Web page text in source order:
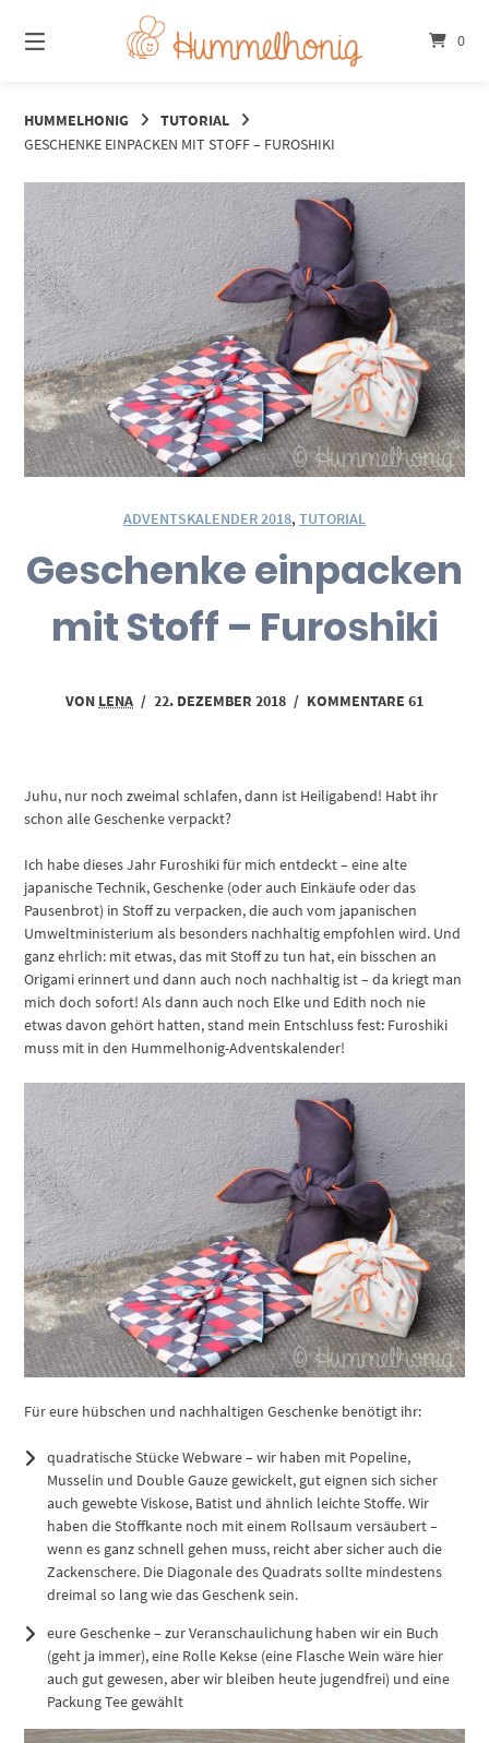
zum
Inhalt
0
HUMMELHONIG
TUTORIAL
GESCHENKE EINPACKEN MIT STOFF – FUROSHIKI
ADVENTSKALENDER 2018,TUTORIAL
Geschenke einpacken
mit Stoff – Furoshiki
VON LENA / 22. DEZEMBER 2018 / KOMMENTARE 61
Juhu, nur noch zweimal schlafen, dann ist Heiligabend! Habt ihr
schon alle Geschenke verpackt?
Ich habe dieses Jahr Furoshiki für mich entdeckt – eine alte
japanische Technik, Geschenke (oder auch Einkäufe oder das
Pausenbrot) in Stoff zu verpacken, die auch vom japanischen
Umweltministerium als besonders nachhaltig empfohlen wird. Und
ganz ehrlich: mit etwas, das mit Stoff zu tun hat, ein bisschen an
Origami erinnert und dann auch noch nachhaltig ist – da kriegt man
mich doch sofort! Als dann auch noch Elke und Edith noch nie
etwas davon gehört hatten, stand mein Entschluss fest: Furoshiki
muss mit in den Hummelhonig-Adventskalender!
Für eure hübschen und nachhaltigen Geschenke benötigt ihr:
quadratische Stücke Webware – wir haben mit Popeline,
Musselin und Double Gauze gewickelt, gut eignen sich sicher
auch gewebte Viskose, Batist und ähnlich leichte Stoffe. Wir
haben die Stoffkante noch mit einem Rollsaum versäubert –
wenn es ganz schnell gehen muss, reicht aber sicher auch die
Zackenschere. Die Diagonale des Quadrats sollte mindestens
dreimal so lang wie das Geschenk sein.
eure Geschenke – zur Veranschaulichung haben wir ein Buch
(geht ja immer), eine Rolle Kekse (eine Flasche Wein wäre hier
auch gut gewesen, aber wir bleiben heute jugendfrei) und eine
Packung Tee gewählt